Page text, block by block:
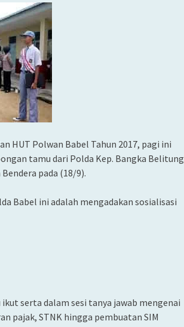
HUT Polwan Babel Tahun 2017, pagi ini
tamu dari Polda Kep. Bangka Belitung
pada (18/9).
Babel ini adalah mengadakan sosialisasi
serta dalam sesi tanya jawab mengenai
pajak, STNK hingga pembuatan SIM